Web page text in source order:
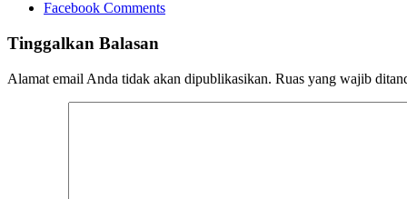
Facebook Comments
Tinggalkan Balasan
Alamat email Anda tidak akan dipublikasikan. Ruas yang wajib